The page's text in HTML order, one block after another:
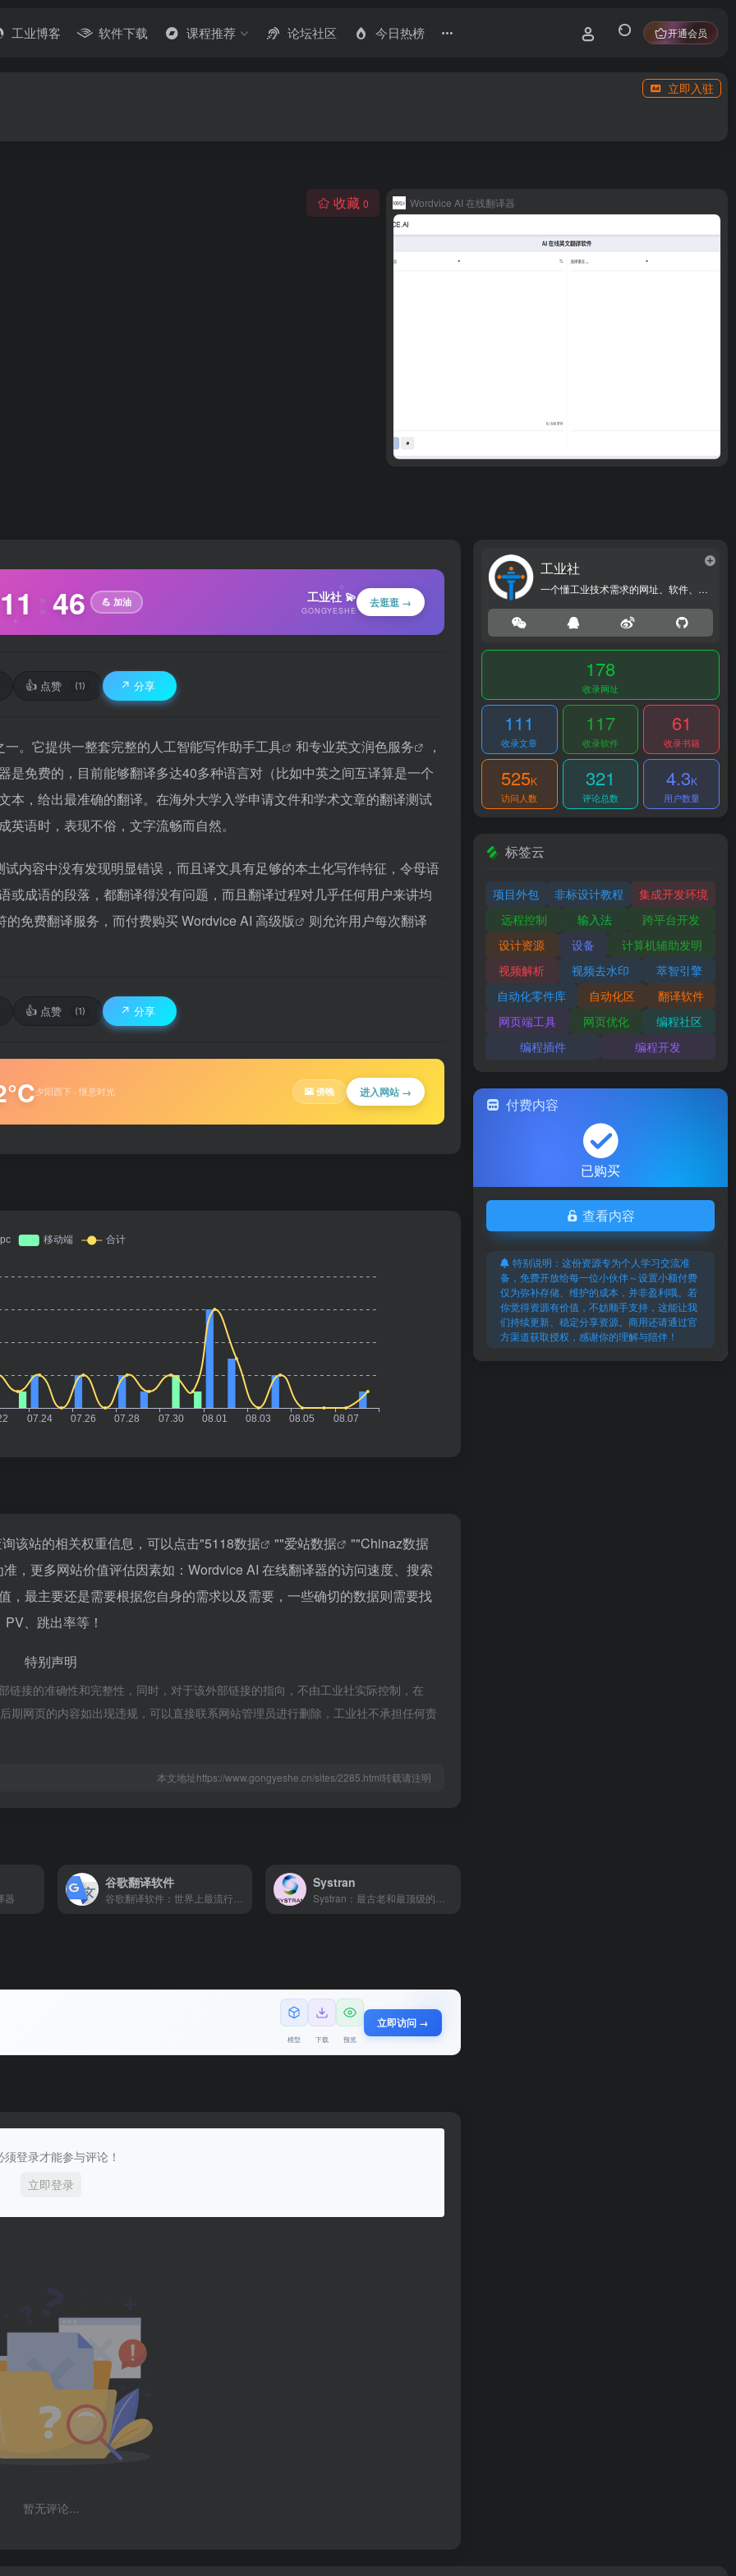
工业博客 软件下载 课程推荐 论坛社区 今日热榜 开通会员
立即入驻
收藏 0 Wordvice AI 在线翻译器
11 :47 💪 加油 工业社 💫
GONGYESHE
去逛逛 →
✧
✦
👍 点赞 (1) ↗️ 分享
。它提供一整套完整的人工智能写作助手工具 和专业英文润色服务
，
免费的，目前能够翻译多达40多种语言对（比如中英之间互译算是一个
，给出最准确的翻译。在海外大学入学申请文件和学术文章的翻译测试
语时，表现不俗，文字流畅而自然。
内容中没有发现明显错误，而且译文具有足够的本土化写作特征，令母语
成语的段落，都翻译得没有问题，而且翻译过程对几乎任何用户来讲均
的免费翻译服务，而付费购买Wordvice AI 高级版 则允许用户每次翻译
👍 点赞 (1) ↗️ 分享
夕阳西下 · 惬意时光 🌇 傍晚 进入网站 →
该站的相关权重信息，可以点击"5118数据 ""爱站数据 ""Chinaz数据
，更多网站价值评估因素如：Wordvice AI 在线翻译器的访问速度、搜索
最主要还是需要根据您自身的需求以及需要，一些确切的数据则需要找
、跳出率等！
特别声明
接的准确性和完整性，同时，对于该外部链接的指向，不由工业社实际控制，在
网页的内容如出现违规，可以直接联系网站管理员进行删除，工业社不承担任何责
本文地址https://www.gongyeshe.cn/sites/2285.html转载请注明
器
谷歌翻译软件
谷歌翻译软件：世界上最流行的翻译工具
Systran
模型 下载 预览
立即访问 →
须登录才能参与评论！
立即登录
暂无评论...
工业社
一个懂工业技术需求的网址、软件、资源、热点导航大全网站！
178
收录网址
111
收录文章
117
收录软件
61
收录书籍
525K
访问人数
321
评论总数
4.3K
用户数量
标签云
项目外包 非标设计教程
集成开发环境
远程控制
输入法
跨平台开发
设计资源
设备
计算机辅助发明
视频解析
视频去水印
萃智引擎
自动化零件库
自动化区
翻译软件
网页端工具
网页优化
编程社区
编程插件
编程开发
付费内容
已购买
查看内容
特别说明：这份资源专为个人学习交流准
备，免费开放给每一位小伙伴～设置小额付费
仅为弥补存储、维护的成本，并非盈利哦。若
你觉得资源有价值，不妨顺手支持，这能让我
们持续更新、稳定分享资源。商用还请通过官
方渠道获取授权，感谢你的理解与陪伴！